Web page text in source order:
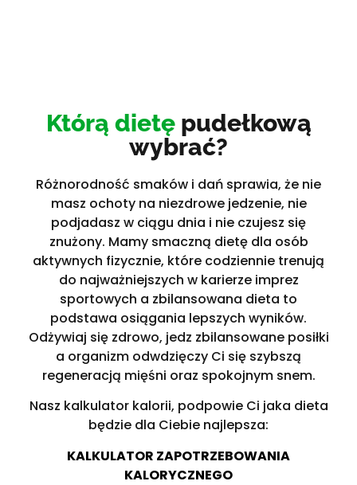
Którą dietępudełkową
wybrać?
Różnorodność smaków i dań sprawia, że nie
masz ochoty na niezdrowe jedzenie, nie
podjadasz w ciągu dnia i nie czujesz się
znużony. Mamy smaczną dietę dla osób
aktywnych fizycznie, które codziennie trenują
do najważniejszych w karierze imprez
sportowych a zbilansowana dieta to
podstawa osiągania lepszych wyników.
Odżywiaj się zdrowo, jedz zbilansowane posiłki
a organizm odwdzięczy Ci się szybszą
regeneracją mięśni oraz spokojnym snem.
Nasz kalkulator kalorii, podpowie Ci jaka dieta
będzie dla Ciebie najlepsza:
KALKULATOR ZAPOTRZEBOWANIA
KALORYCZNEGO